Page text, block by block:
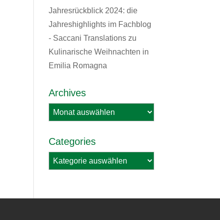
Jahresrückblick 2024: die
Jahreshighlights im Fachblog
- Saccani Translationszu
Kulinarische Weihnachten in
Emilia Romagna
Archives
Archives
Categories
Categories